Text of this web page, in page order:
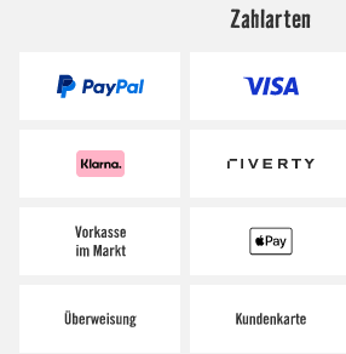
Zahlarten